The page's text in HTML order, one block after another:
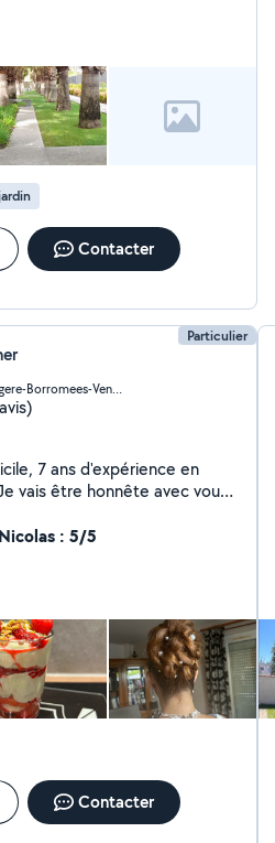
Contacter
Particulier
Marseille (Fourragere-Borromees-Vendome)
7 ans d'expérience en
vais être honnête avec vous,
( déjà eu différents
CESUS. Je prépare
vous n'aimez pas
soit je cuisine chez vous, ou
propositions. J'ai
et s'occupe de l'entretien
le plus rapidement
: 5/5
Contacter